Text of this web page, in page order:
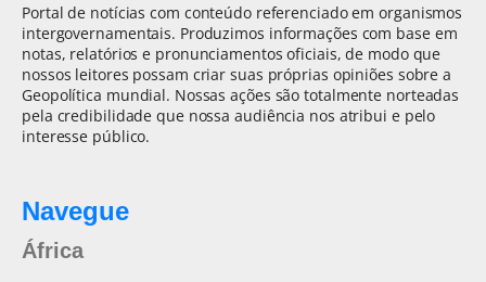
Portal de notícias com conteúdo referenciado em organismos
intergovernamentais. Produzimos informações com base em
notas, relatórios e pronunciamentos oficiais, de modo que
nossos leitores possam criar suas próprias opiniões sobre a
Geopolítica mundial. Nossas ações são totalmente norteadas
pela credibilidade que nossa audiência nos atribui e pelo
interesse público.
Navegue
África